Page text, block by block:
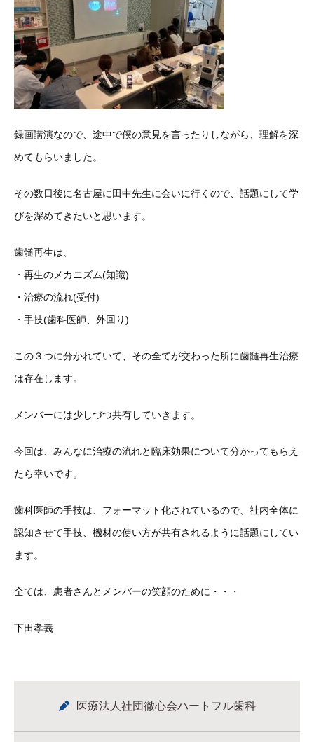
録画講演なので、途中で僕の意見を言ったりしながら、理解を深
めてもらいました。
その数日後に名古屋に田中先生に会いに行くので、話題にして学
びを深めてきたいと思います。
歯髄再生は、
・再生のメカニズム(知識)
・治療の流れ(受付)
・手技(歯科医師、外回り)
この３つに分かれていて、その全てが交わった所に歯髄再生治療
は存在します。
メンバーには少しづつ共有していきます。
今回は、みんなに治療の流れと臨床効果について分かってもらえ
たら幸いです。
歯科医師の手技は、フォーマット化されているので、社内全体に
認知させて手技、機材の使い方が共有されるように話題にしてい
ます。
全ては、患者さんとメンバーの笑顔のために・・・
下田孝義
医療法人社団徹心会ハートフル歯科